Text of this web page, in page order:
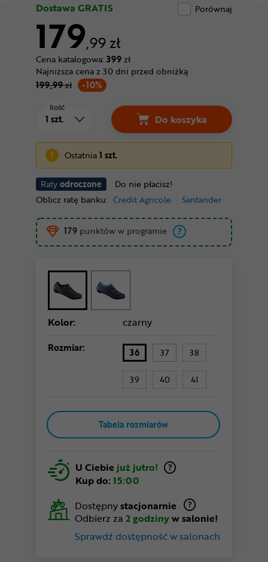
Dostawa GRATIS Porównaj
179,99 zł
Cena katalogowa: 399zł
-10%
Najniższa cena z 30 dni przed obniżką
199,99zł
Ratyodroczone
Do nie płacisz!
Oblicz ratę banku: Credit Agricole Santander
Ilość
Do koszyka
Ostatnia1 szt.
179 punktów w programie
Kolor: czarny
Rozmiar: 36 37 38
39 40 41
Tabela rozmiarów
U Ciebie już jutro!
Kup do: 15:00
Dostępnystacjonarnie
Odbierz za 2 godzinyw salonie!
Sprawdź dostępność w salonach